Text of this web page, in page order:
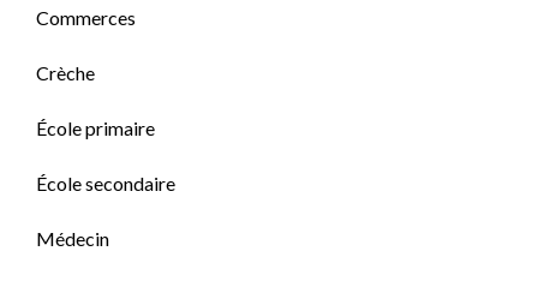
Commerces
Crèche
École primaire
École secondaire
Médecin